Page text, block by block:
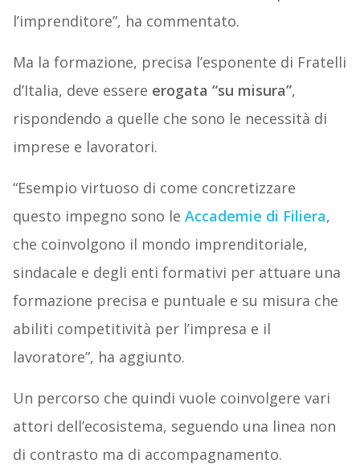
l’imprenditore”, ha commentato.
Ma la formazione, precisa l’esponente di Fratelli
d’Italia, deve essere erogata “su misura”,
rispondendo a quelle che sono le necessità di
imprese e lavoratori.
“Esempio virtuoso di come concretizzare
questo impegno sono le Accademie di Filiera,
che coinvolgono il mondo imprenditoriale,
sindacale e degli enti formativi per attuare una
formazione precisa e puntuale e su misura che
abiliti competitività per l’impresa e il
lavoratore”, ha aggiunto.
Un percorso che quindi vuole coinvolgere vari
attori dell’ecosistema, seguendo una linea non
di contrasto ma di accompagnamento.